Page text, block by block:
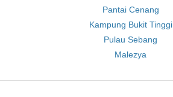
Pantai Cenang
Kampung Bukit Tinggi
Pulau Sebang
Malezya